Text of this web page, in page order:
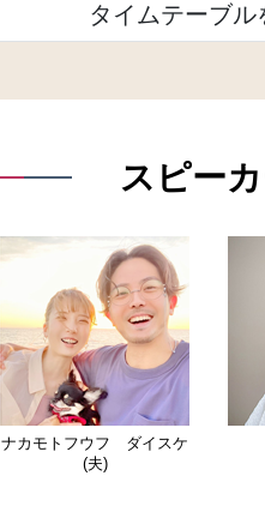
タイムテーブル
スピー
ナカモトフウフ ダイスケ
(夫)